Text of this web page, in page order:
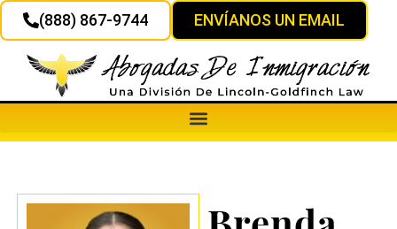
(888) 867-9744 ENVÍANOS UN EMAIL